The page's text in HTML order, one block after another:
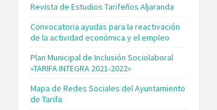
Revista de Estudios Tarifeños Aljaranda
Convocatoria ayudas para la reactivación
de la actividad económica y el empleo
Plan Municipal de Inclusión Sociolaboral
«TARIFA INTEGRA 2021-2022»
Mapa de Redes Sociales del Ayuntamiento
de Tarifa